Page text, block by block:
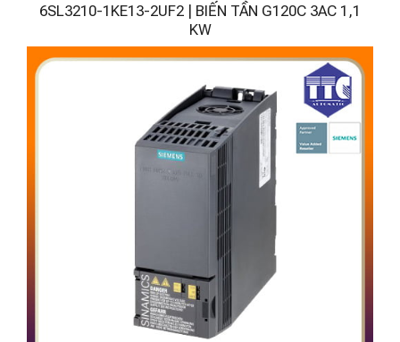
6SL3210-1KE13-2UF2 | BIẾN TẦN G120C 3AC 1,1
KW